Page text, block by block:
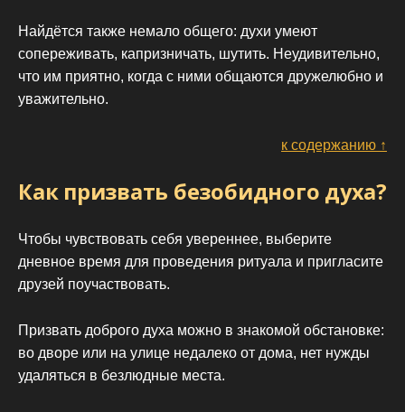
Найдётся также немало общего: духи умеют
сопереживать, капризничать, шутить. Неудивительно,
что им приятно, когда с ними общаются дружелюбно и
уважительно.
к содержанию ↑
Как призвать безобидного духа?
Чтобы чувствовать себя увереннее, выберите
дневное время для проведения ритуала и пригласите
друзей поучаствовать.
Призвать доброго духа можно в знакомой обстановке:
во дворе или на улице недалеко от дома, нет нужды
удаляться в безлюдные места.